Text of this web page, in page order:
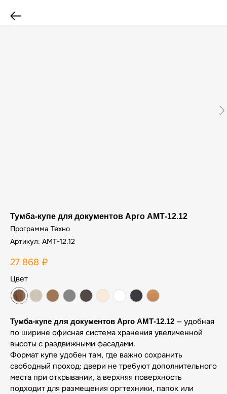
Тумба-купе для документов Арго АМТ-12.12
Программа Техно
Артикул: АМТ-12.12
27 868 ₽
Цвет
Тумба-купе для документов Арго АМТ-12.12 — удобная
по ширине офисная система хранения увеличенной
высоты с раздвижными фасадами.
Формат купе удобен там, где важно сохранить
свободный проход: двери не требуют дополнительного
места при открывании, а верхняя поверхность
подходит для размещения оргтехники, папок или